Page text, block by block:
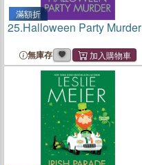
滿額折
25.Halloween Party Murder
無庫存